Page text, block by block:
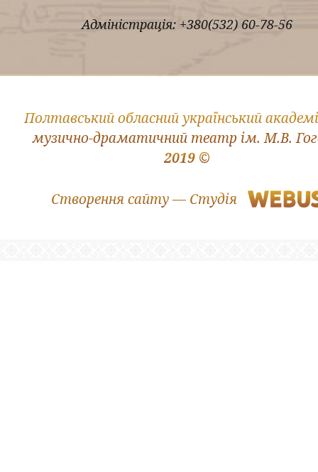
Адміністрація: +380(532) 60-78-56
2019 ©
Полтавський обласний український
музично-драматичний театр ім. М.В.
Створення сайту — Студія